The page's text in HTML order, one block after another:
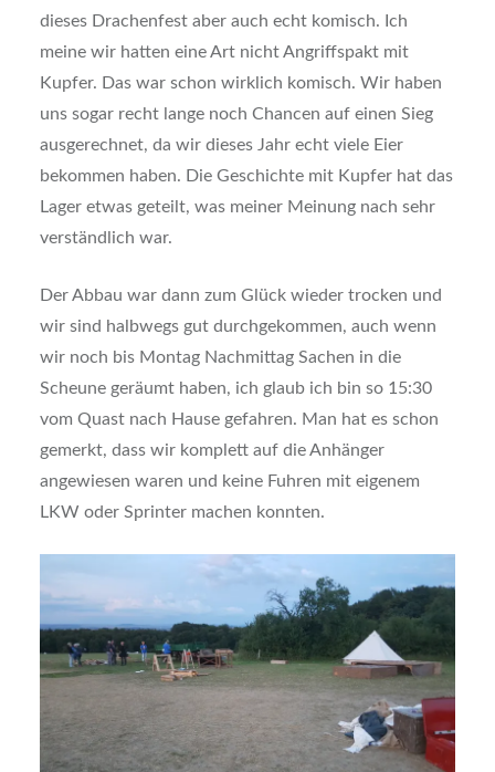
dieses Drachenfest aber auch echt komisch. Ich
meine wir hatten eine Art nicht Angriffspakt mit
Kupfer. Das war schon wirklich komisch. Wir haben
uns sogar recht lange noch Chancen auf einen Sieg
ausgerechnet, da wir dieses Jahr echt viele Eier
bekommen haben. Die Geschichte mit Kupfer hat das
Lager etwas geteilt, was meiner Meinung nach sehr
verständlich war.
Der Abbau war dann zum Glück wieder trocken und
wir sind halbwegs gut durchgekommen, auch wenn
wir noch bis Montag Nachmittag Sachen in die
Scheune geräumt haben, ich glaub ich bin so 15:30
vom Quast nach Hause gefahren. Man hat es schon
gemerkt, dass wir komplett auf die Anhänger
angewiesen waren und keine Fuhren mit eigenem
LKW oder Sprinter machen konnten.